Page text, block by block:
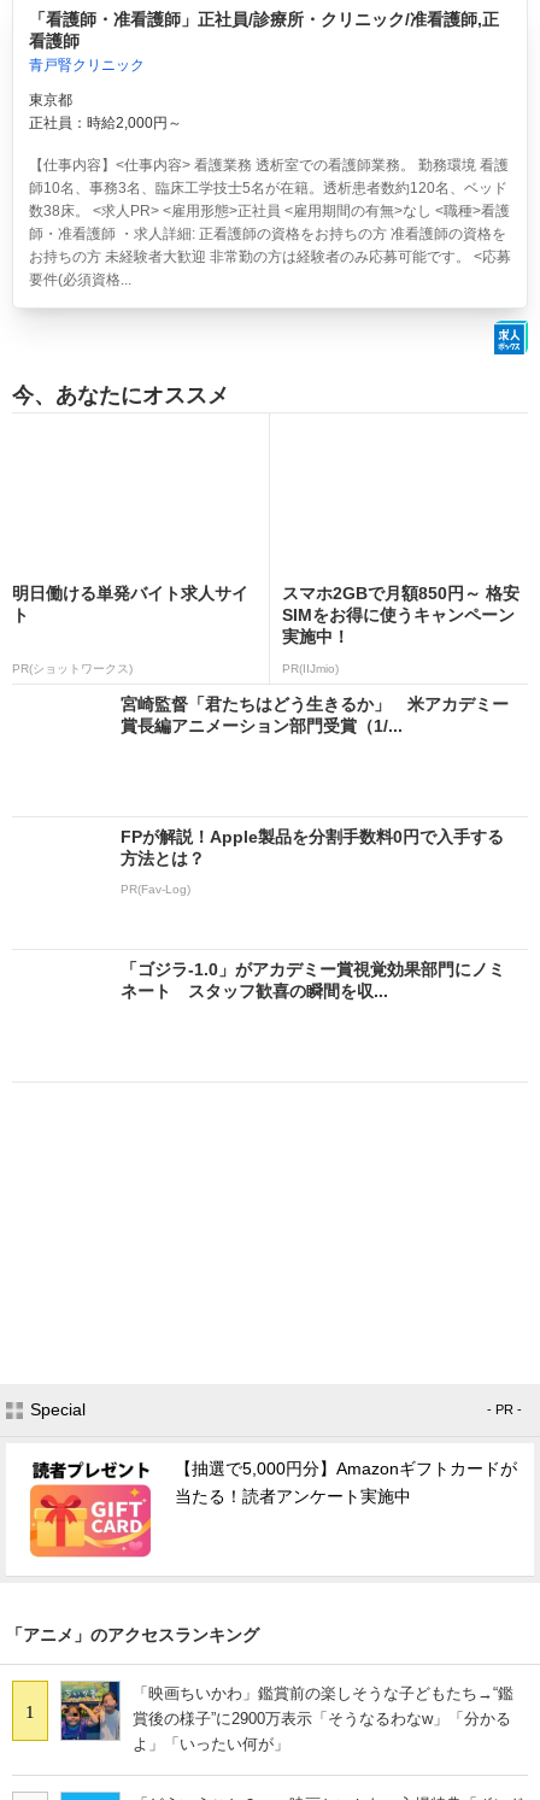
「看護師・准看護師」正社員/診療所・クリニック/准看護師,正
看護師
青戸腎クリニック
東京都
正社員：時給2,000円～
【仕事内容】<仕事内容> 看護業務 透析室での看護師業務。 勤務環境 看護
師10名、事務3名、臨床工学技士5名が在籍。透析患者数約120名、ベッド
数38床。 <求人PR> <雇用形態>正社員 <雇用期間の有無>なし <職種>看護
師・准看護師 ・求人詳細: 正看護師の資格をお持ちの方 准看護師の資格を
お持ちの方 未経験者大歓迎 非常勤の方は経験者のみ応募可能です。 <応募
要件(必須資格...
今、あなたにオススメ
明日働ける単発バイト求人サイ
ト
PR(ショットワークス)
スマホ2GBで月額850円～ 格安
SIMをお得に使うキャンペーン
実施中！
PR(IIJmio)
宮崎監督「君たちはどう生きるか」 米アカデミー
賞長編アニメーション部門受賞（1/...
FPが解説！Apple製品を分割手数料0円で入手する
方法とは？
PR(Fav-Log)
「ゴジラ-1.0」がアカデミー賞視覚効果部門にノミ
ネート スタッフ歓喜の瞬間を収...
Special - PR -
【抽選で5,000円分】Amazonギフトカードが
当たる！読者アンケート実施中
「アニメ」のアクセスランキング
1
「映画ちいかわ」鑑賞前の楽しそうな子どもたち→“鑑
賞後の様子”に2900万表示「そうなるわなw」「分かる
よ」「いったい何が」